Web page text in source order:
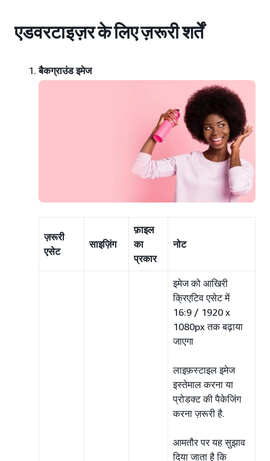
एडवरटाइज़र के लिए ज़रूरी शर्तें
बैकग्राउंड इमेज
ज़रूरी
एसेट
साइज़िंग
फ़ाइल
का
प्रकार
नोट
इमेज को आखिरी
क्रिएटिव एसेट में
16:9 / 1920 x
1080px तक बढ़ाया
जाएगा
लाइफ़स्टाइल इमेज
इस्तेमाल करना या
प्रोडक्ट की पैकेजिंग
करना ज़रूरी है.
आमतौर पर यह सुझाव
दिया जाता है कि